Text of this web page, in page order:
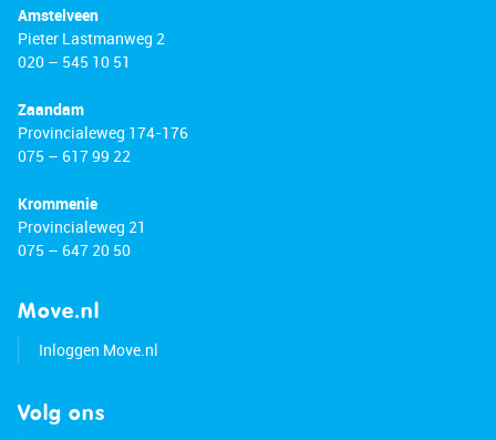
Amstelveen
Pieter Lastmanweg 2
020 – 545 10 51
Zaandam
Provincialeweg 174-176
075 – 617 99 22
Krommenie
Provincialeweg 21
075 – 647 20 50
Move.nl
Inloggen Move.nl
Volg ons